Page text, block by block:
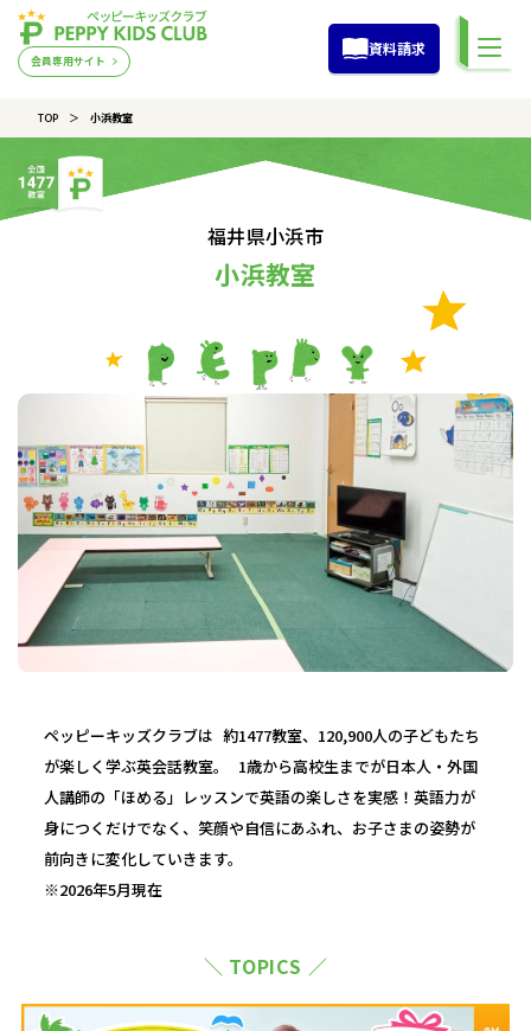
会員専用サイト
資料請求
TOP 小浜教室
福井県小浜市
小浜教室
ペッピーキッズクラブは 約1477教室、120,900人の子どもたち
が楽しく学ぶ英会話教室。 1歳から高校生までが日本人・外国
人講師の「ほめる」レッスンで英語の楽しさを実感！英語力が
身につくだけでなく、笑顔や自信にあふれ、お子さまの姿勢が
前向きに変化していきます。
※2026年5月現在
＼ TOPICS ／